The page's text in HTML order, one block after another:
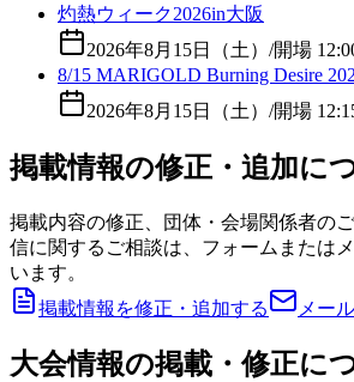
灼熱ウィーク2026in大阪
2026年8月15日（土） /開場
8/15 MARIGOLD Burning Desire
2026年8月15日（土） /開場
掲載情報の修正・追加に
掲載内容の修正、団体・会場関係者の
信に関するご相談は、フォームまたは
います。
掲載情報を修正・追加する
メー
大会情報の掲載・修正に